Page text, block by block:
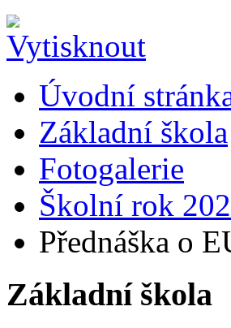
Úvodní
Základní škola
Fotogalerie
Školní rok
Přednáška o
Základní škola